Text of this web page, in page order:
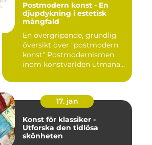
Postmodern konst - En
djupdykning i estetisk
mångfald
En övergripande, grundlig
översikt över "postmodern
konst" Postmodernismen
inom konstvärlden utmana...
17. jan
Konst för klassiker -
Utforska den tidlösa
skönheten